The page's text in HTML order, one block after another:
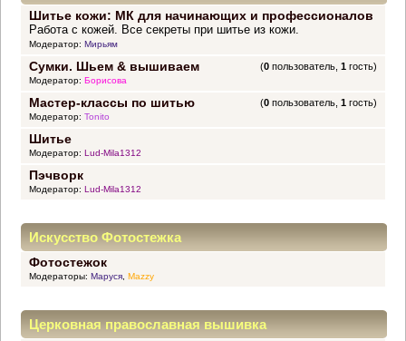
Шитье кожи: МК для начинающих и профессионалов
Работа с кожей. Все секреты при шитье из кожи.
Модератор: Мирьям
Сумки. Шьем & вышиваем (0 пользователь,1 гость)
Модератор: Борисова
Мастер-классы по шитью (0 пользователь,1 гость)
Модератор: Tonito
Шитье
Модератор: Lud-Mila1312
Пэчворк
Модератор: Lud-Mila1312
Искусство Фотостежка
Фотостежок
Модераторы: Маруся, Mazzy
Церковная православная вышивка